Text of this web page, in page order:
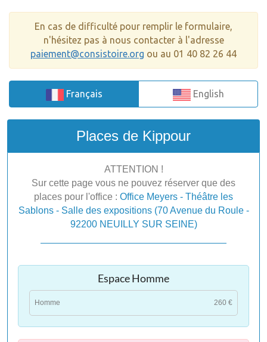
En cas de difficulté pour remplir le formulaire,
n'hésitez pas à nous contacter à l'adresse
paiement@consistoire.org ou au 01 40 82 26 44
Français English
Places de Kippour
ATTENTION !
Sur cette page vous ne pouvez réserver que des
places pour l'office : Office Meyers - Théâtre les
Sablons - Salle des expositions (70 Avenue du Roule -
92200 NEUILLY SUR SEINE)
Espace Homme
Homme 260 €